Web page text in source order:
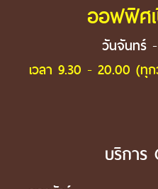
ออฟฟิศ
วันจันทร์
เวลา 9.30 - 20.00 (ทุ
บริการ